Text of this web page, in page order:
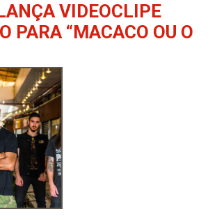
VIDEOCLIPE
PARA “MACACO OU O